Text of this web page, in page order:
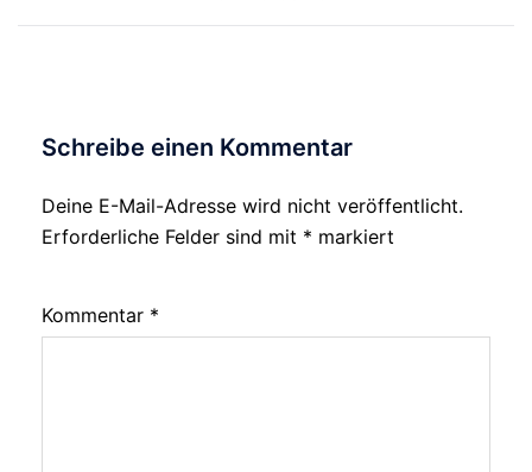
Schreibe einen Kommentar
Deine E-Mail-Adresse wird nicht veröffentlicht.
Erforderliche Felder sind mit * markiert
Kommentar *
Alternative: